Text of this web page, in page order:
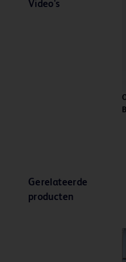
Video's
Gerelateerde
producten